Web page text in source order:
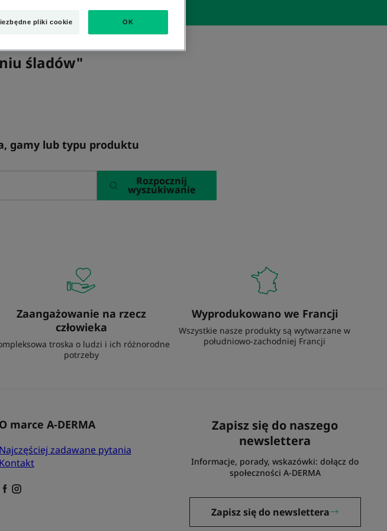
śladów"
gamy lub typu produktu
Rozpocznij
wyszukiwanie
Zaangażowanie na rzecz
człowieka
troska o ludzi i ich różnorodne
potrzeby
Wyprodukowano we Francji
Wszystkie nasze produkty są wytwarzane w
południowo-zachodniej Francji
Zapisz się do naszego
newslettera
Informacje, porady, wskazówki: dołącz do
społeczności A-DERMA
Zapisz się do newslettera
O marce A-DERMA
Najczęściej zadawane pytania
Kontakt
pliki cookie OK